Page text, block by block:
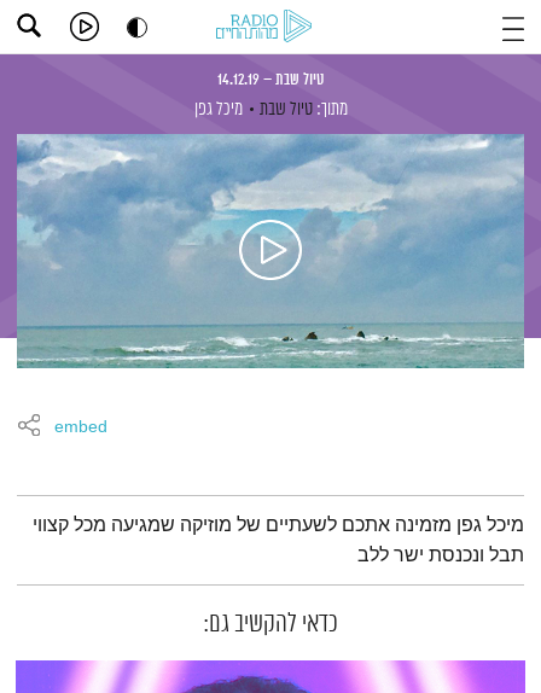
טיול שבת – 14.12.19
מתוך: טיול שבת מיכל גפן
embed
תמצית הפודקאסט
מיכל גפן מזמינה אתכם לשעתיים של מוזיקה שמגיעה מכל קצווי
תבל ונכנסת ישר ללב
כדאי להקשיב גם: